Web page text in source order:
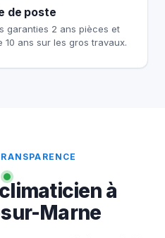
de poste
garanties 2 ans pièces et
ans sur les gros travaux.
à
Marne